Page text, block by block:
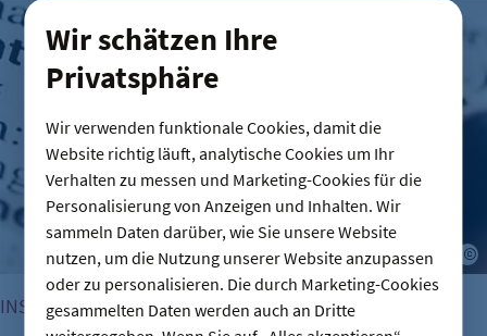
Wir schätzen Ihre
Privatsphäre
Wir verwenden funktionale Cookies, damit die
Website richtig läuft, analytische Cookies um Ihr
Verhalten zu messen und Marketing-Cookies für die
Personalisierung von Anzeigen und Inhalten. Wir
sammeln Daten darüber, wie Sie unsere Website
nutzen, um die Nutzung unserer Website anzupassen
oder zu personalisieren. Die durch Marketing-Cookies
gesammelten Daten werden auch an Dritte
Unternehmensinsolvenzen bleiben auf hohem Niveau
INSOLVENZEN